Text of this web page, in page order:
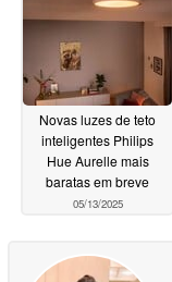
Novas luzes de teto
inteligentes Philips
Hue Aurelle mais
baratas em breve
05/13/2025